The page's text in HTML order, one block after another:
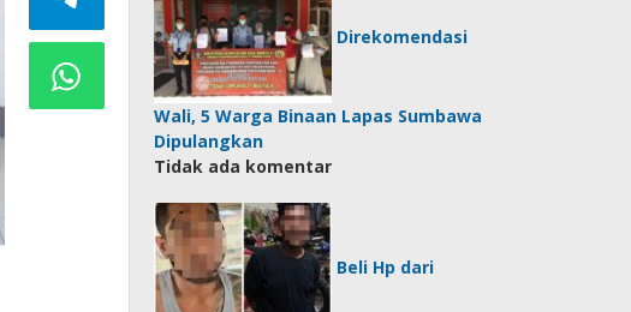
Direkomendasi
Wali, 5 Warga Binaan Lapas Sumbawa
Dipulangkan
Tidak ada komentar
Beli Hp dari